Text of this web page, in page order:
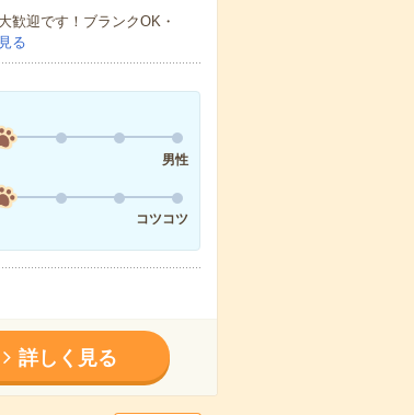
歓迎です！ブランクOK・
る
男性
コツコツ
詳しく見る